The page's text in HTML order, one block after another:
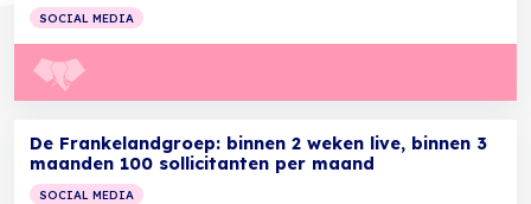
SOCIAL MEDIA
De Frankelandgroep: binnen 2 weken live, binnen 3
maanden 100 sollicitanten per maand
SOCIAL MEDIA